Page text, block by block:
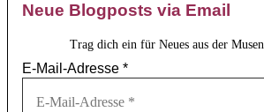
Neue Blogposts via Email
Trag dich ein für Neues aus der
E-Mail-Adresse *